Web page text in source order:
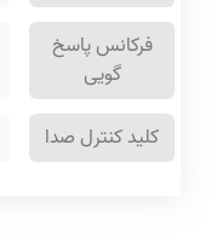
فرکانس پاسخ
گویی
کلید کنترل صدا